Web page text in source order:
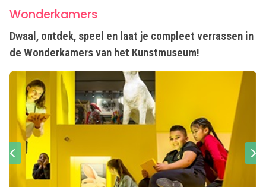
Wonderkamers
Dwaal, ontdek, speel en laat je compleet verrassen in
de Wonderkamers van het Kunstmuseum!